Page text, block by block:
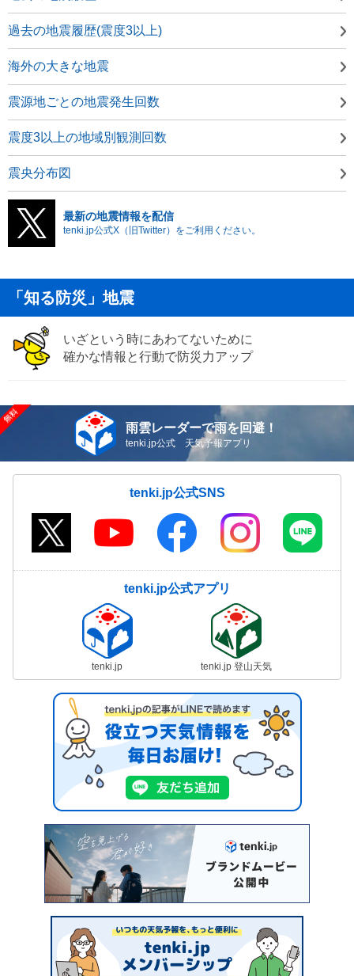
過去の地震履歴(震度3以上)
海外の大きな地震
震源地ごとの地震発生回数
震度3以上の地域別観測回数
震央分布図
最新の地震情報を配信
tenki.jp公式X（旧Twitter）をご利用ください。
「知る防災」地震
いざという時にあわてないために
確かな情報と行動で防災力アップ
雨雲レーダーで雨を回避！
tenki.jp公式 天気予報アプリ
tenki.jp公式SNS
tenki.jp公式アプリ
tenki.jp tenki.jp 登山天気